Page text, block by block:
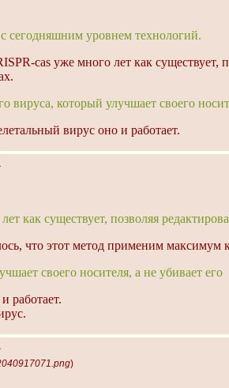
сегодняшним уровнем технологий.
cas уже много лет как существует,
вируса, который улучшает своего
вирус оно и работает.
как существует, позволяя
что этот метод применим максимум
своего носителя, а не убивает его
работает.
)